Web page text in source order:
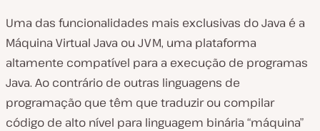
Uma das funcionalidades mais exclusivas do Java é a
Máquina Virtual Java ou JVM, uma plataforma
altamente compatível para a execução de programas
Java. Ao contrário de outras linguagens de
programação que têm que traduzir ou compilar
código de alto nível para linguagem binária “máquina”